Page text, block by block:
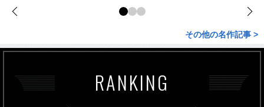
その他の名作記事 >
RANKING